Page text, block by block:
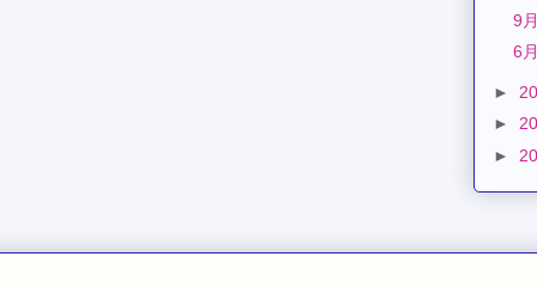
9
6
►
►
►